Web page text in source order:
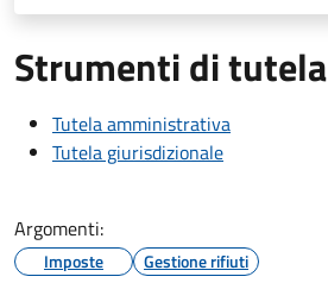
Strumenti di tutela
Tutela amministrativa
Tutela giurisdizionale
Argomenti:
Imposte Gestione rifiuti